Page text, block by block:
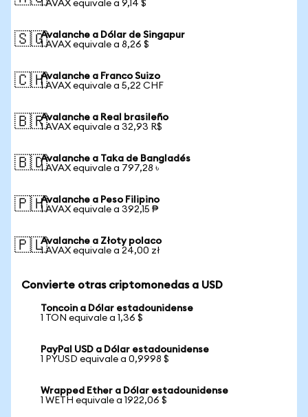
1 AVAX equivale a 9,14 $
🇸🇬Avalanche a Dólar de Singapur
1 AVAX equivale a 8,26 $
🇨🇭Avalanche a Franco Suizo
1 AVAX equivale a 5,22 CHF
🇧🇷Avalanche a Real brasileño
1 AVAX equivale a 32,93 R$
🇧🇩Avalanche a Taka de Bangladés
1 AVAX equivale a 797,28 ৳
🇵🇭Avalanche a Peso Filipino
1 AVAX equivale a 392,15 ₱
🇵🇱Avalanche a Złoty polaco
1 AVAX equivale a 24,00 zł
Convierte otras criptomonedas a USD
Toncoin a Dólar estadounidense
1 TON equivale a 1,36 $
PayPal USD a Dólar estadounidense
1 PYUSD equivale a 0,9998 $
Wrapped Ether a Dólar estadounidense
1 WETH equivale a 1922,06 $